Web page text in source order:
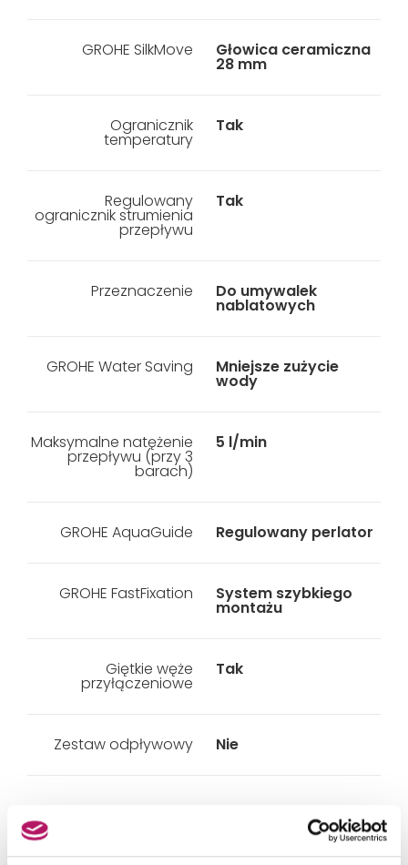
GROHE SilkMove Głowica ceramiczna
28 mm
Ogranicznik
temperatury
Tak
Regulowany
ogranicznik strumienia
przepływu
Tak
Przeznaczenie Do umywalek
nablatowych
GROHE Water Saving Mniejsze zużycie
wody
Maksymalne natężenie
przepływu (przy 3
barach)
5 l/min
GROHE AquaGuide Regulowany perlator
GROHE FastFixation System szybkiego
montażu
Giętkie węże
przyłączeniowe
Tak
Zestaw odpływowy Nie